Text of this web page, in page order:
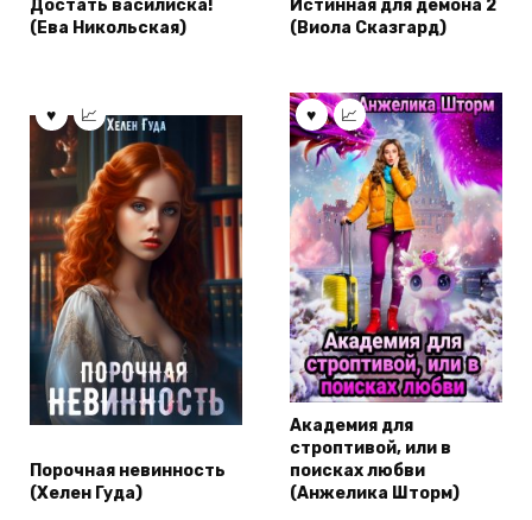
Достать василиска!
(Ева Никольская)
Истинная для демона 2
(Виола Сказгард)
Порочная невинность
(Хелен Гуда)
Академия для
строптивой, или в
поисках любви
(Анжелика Шторм)